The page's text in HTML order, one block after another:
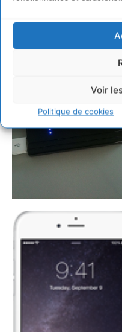
Voir
Politique de cookies